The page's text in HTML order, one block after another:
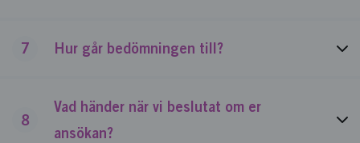
7 Hur går bedömningen till?
8
Vad händer när vi beslutat om er
ansökan?